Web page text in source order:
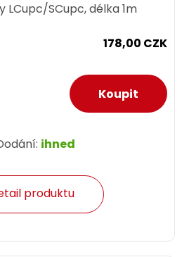
SCupc, délka 1m
178,00 CZK
ihned
produktu